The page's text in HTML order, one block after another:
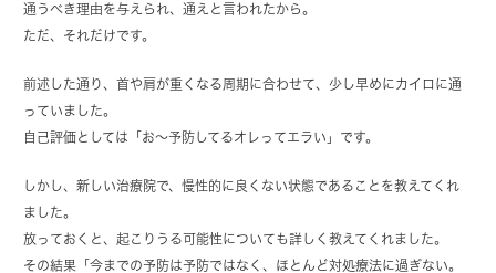
通うべき理由を与えられ、通えと言われたから。
ただ、それだけです。
前述した通り、首や肩が重くなる周期に合わせて、少し早めにカイロに通
っていました。
自己評価としては「お～予防してるオレってエラい」です。
しかし、新しい治療院で、慢性的に良くない状態であることを教えてくれ
ました。
放っておくと、起こりうる可能性についても詳しく教えてくれました。
その結果「今までの予防は予防ではなく、ほとんど対処療法に過ぎない。